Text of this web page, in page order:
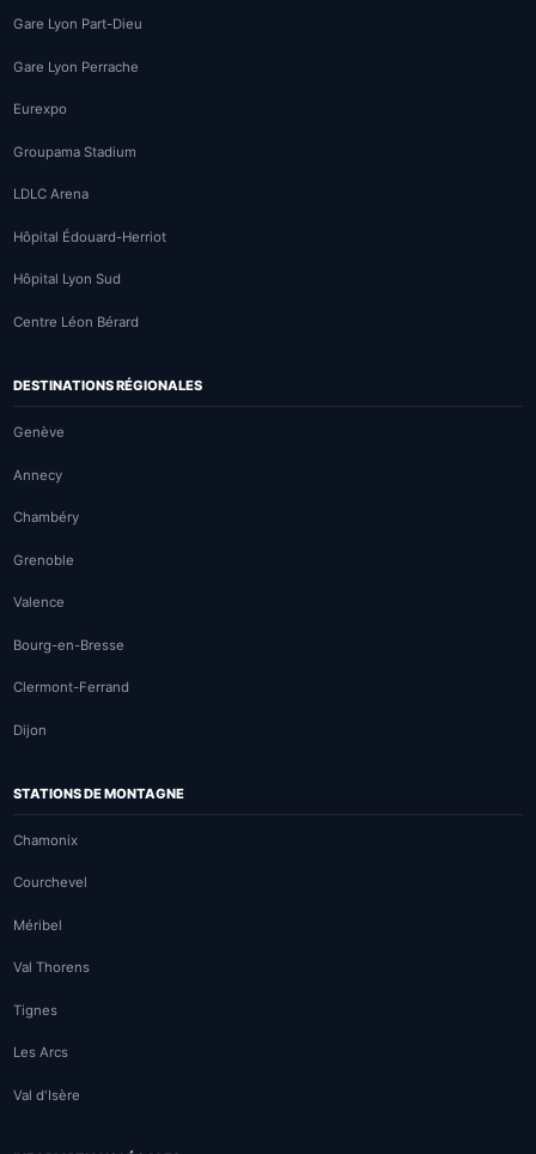
Gare Lyon Part-Dieu
Gare Lyon Perrache
Eurexpo
Groupama Stadium
LDLC Arena
Hôpital Édouard-Herriot
Hôpital Lyon Sud
Centre Léon Bérard
DESTINATIONS RÉGIONALES
Genève
Annecy
Chambéry
Grenoble
Valence
Bourg-en-Bresse
Clermont-Ferrand
Dijon
STATIONS DE MONTAGNE
Chamonix
Courchevel
Méribel
Val Thorens
Tignes
Les Arcs
Val d'Isère